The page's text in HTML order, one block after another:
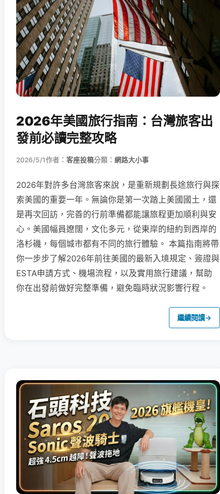
2026年美國旅行指南：台灣旅客出
發前必讀完整攻略
2026/5/1作者： 客座投稿分類： 網路大小事
2026年對許多台灣旅客來說，是重新規劃長途旅行與探
索美國的重要一年。無論你是第一次踏上美國國土，還
是再次回訪，完善的行前準備都能讓旅程更加順利與安
心。美國幅員遼闊，文化多元，從東岸的紐約到西岸的
洛杉磯，每個城市都有不同的旅行體驗。 本篇指南將帶
你一步步了解2026年前往美國的最新入境規定、簽證與
ESTA申請方式、機場流程，以及實用旅行建議，幫助
你在出發前做好完整準備，避免臨時狀況影響行程。
繼續閱讀→